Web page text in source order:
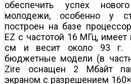
обеспечить успех
молодежи, особенно у
построен на базе
EZ с частотой 16 МГц, имеет
см и весит около 93 г.
бюджетные модели (в
Zire оснащен 2 Мбайт
экраном с разрешением